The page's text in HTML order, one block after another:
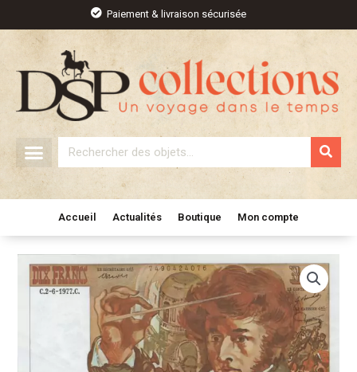
contenu
Paiement & livraison sécurisée
Rechercher
Accueil Actualités Boutique Mon compte